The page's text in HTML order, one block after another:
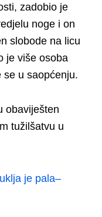
zadobio je
noge i on
slobode na licu
je više osoba
se u saopćenju.
obaviješten
tužilšatvu u
je pala–